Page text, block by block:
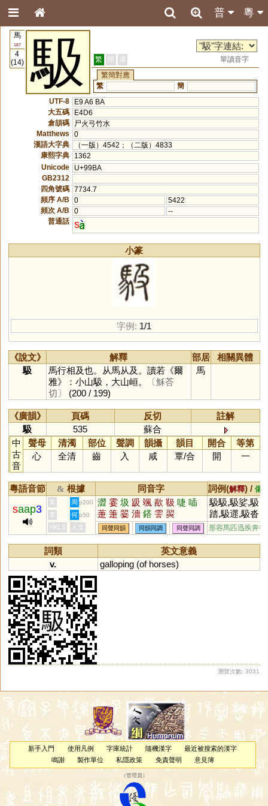
粵
普
馬
187
4
(14)
馺 繁 簡 港
單讀音字
繁簡對應
繁
簡
UTF-8
E9 A6 BA
大五碼
E4D6
倉頡碼
尸火弓竹水
Matthews
0
漢語大字典
（一版）4542；（二版）4833
康熙字典
1362
Unicode
U+99BA
GB2312
四角號碼 7734.7
頻序 A/B
0
5422
頻次 A/B
0
--
普通話 s
小篆
字例: 1/1
《說文》 解釋 部居
相關異體
馺
馬行相及也。从馬从及。讀若《爾
雅》：小山馺，大山峘。
〔穌荅
切〕
(200 / 199)
馬
《廣韻》 頁碼 反切
註解
馺
535
蘇合
中
古
音
聲母 清濁 部位 聲調 韻攝 韻目 開合
等第
心
全清 齒 入 咸 覃/合 開 一
粵語音節 & 根據 同音字 詞例(解釋) / 備
saap3
黃 周 p200 澀 霎 圾 趿 颯 歃 靸 啑 喢
萐 箑 翣 濇 鎝 霅 翜
馺馺,馺娑,馺
踏,馺遝,馺沓
李 何 p50
HKLS 人文 同聲同韻 同韻同調 同聲同調 形容馬匹迅疾奔行
詞類
英文意義
v.
galloping(of horses)
瀏覽次數: 3031
新手入門 使用凡例 字庫統計 隨機漢字
最近被搜索的漢字
鳴謝
製作單位 私隱政策 免責聲明 意見簿
（管理員 ）